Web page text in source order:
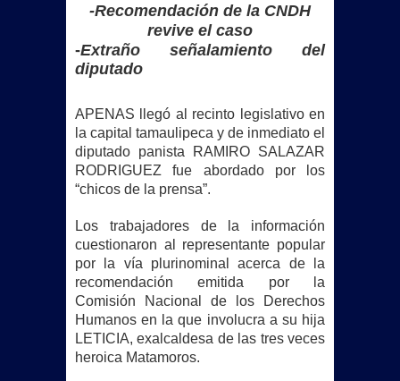
-Recomendación de la CNDH
revive el caso
-Extraño señalamiento del
diputado
APENAS llegó al recinto legislativo en
la capital tamaulipeca y de inmediato el
diputado panista RAMIRO SALAZAR
RODRIGUEZ fue abordado por los
“chicos de la prensa”.
Los trabajadores de la información
cuestionaron al representante popular
por la vía plurinominal acerca de la
recomendación emitida por la
Comisión Nacional de los Derechos
Humanos en la que involucra a su hija
LETICIA, exalcaldesa de las tres veces
heroica Matamoros.